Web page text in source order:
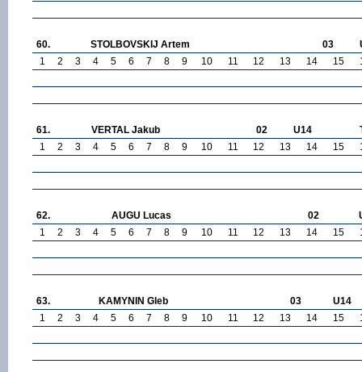
60. STOLBOVSKIJ Artem 03
1
2 3 4 5 6 7 8 9 10 11 12 13 14 15
61. VERTAL Jakub 02 U14
1
2 3 4 5 6 7 8 9 10 11 12 13 14 15
62. AUGU Lucas 02
1
2 3 4 5 6 7 8 9 10 11 12 13 14 15
63. KAMYNIN Gleb 03
U14
1
2 3 4 5 6 7 8 9 10 11 12 13 14 15